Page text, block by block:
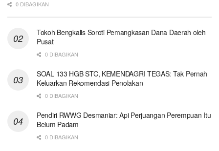
0 DIBAGIKAN
Tokoh Bengkalis Soroti Pemangkasan Dana Daerah oleh
Pusat
0 DIBAGIKAN
SOAL 133 HGB STC, KEMENDAGRI TEGAS: Tak Pernah
Keluarkan Rekomendasi Penolakan
0 DIBAGIKAN
Pendiri RWWG Desmaniar: Api Perjuangan Perempuan Itu
Belum Padam
0 DIBAGIKAN